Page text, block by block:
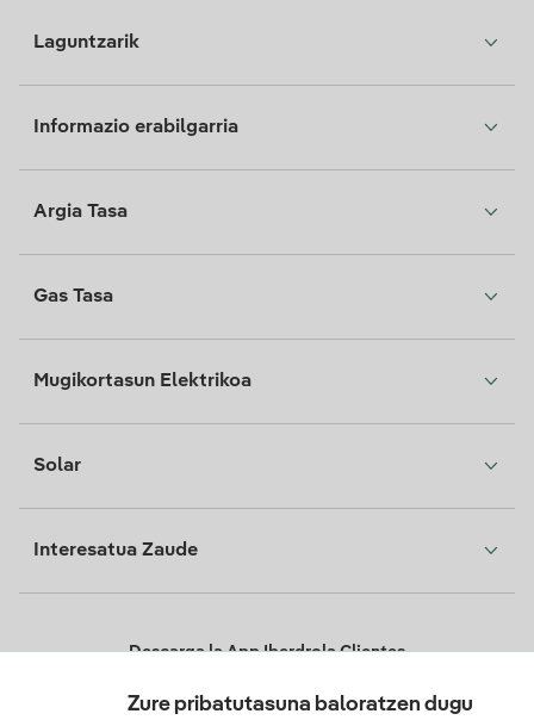
Laguntzarik
Informazio erabilgarria
Argia Tasa
Gas Tasa
Mugikortasun Elektrikoa
Solar
Interesatua Zaude
Descarga la App Iberdrola Clientes
Zure pribatutasuna baloratzen dugu